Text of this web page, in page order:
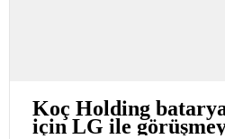
Koç Holding batarya
için LG ile